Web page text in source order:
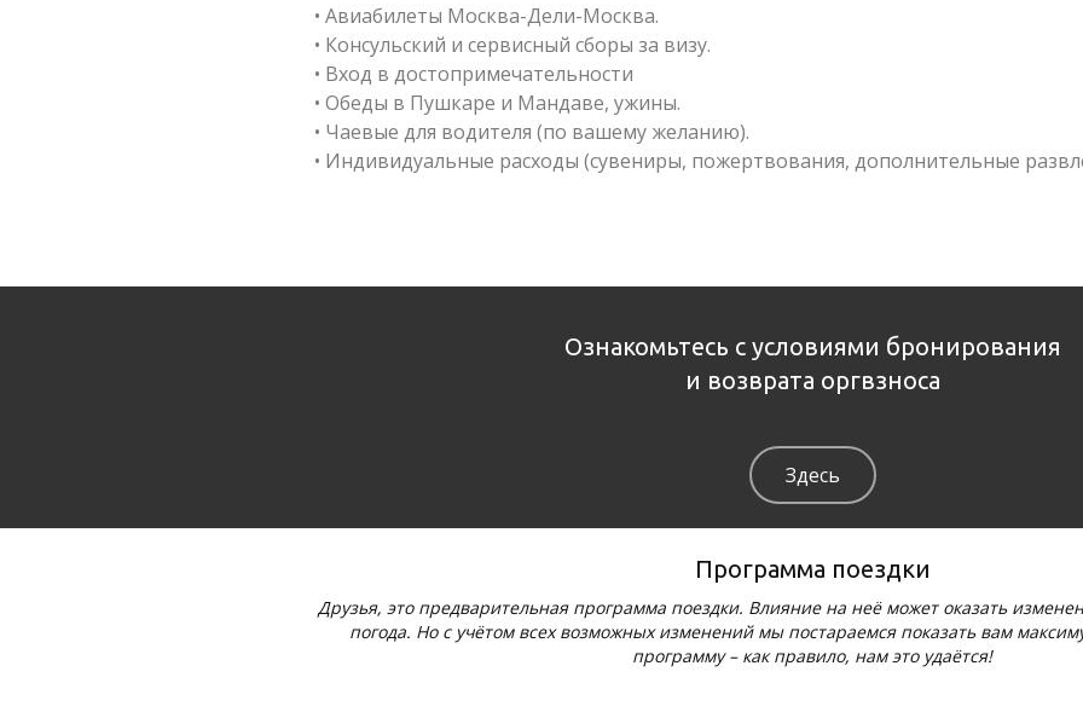
• Авиабилеты Москва-Дели-Москва.
• Консульский и сервисный сборы за визу.
• Вход в достопримечательности
• Обеды в Пушкаре и Мандаве, ужины.
• Чаевые для водителя (по вашему желанию).
• Индивидуальные расходы (сувениры, пожертвования, дополнительные
Ознакомьтесь с условиями бронирования
и возврата оргвзноса
Здесь
Программа поездки
Друзья, это предварительная программа поездки. Влияние на неё может оказать
погода. Но с учётом всех возможных изменений мы постараемся показать вам
программу – как правило, нам это удаётся!